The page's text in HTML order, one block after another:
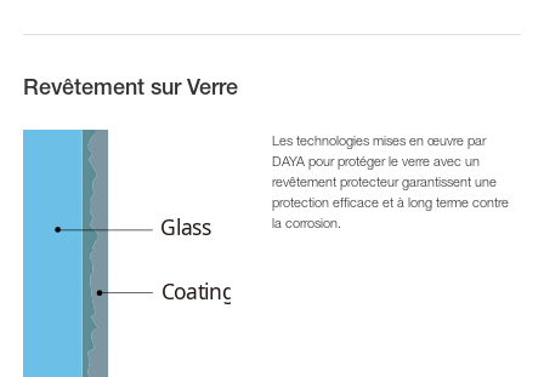
Revêtement sur Verre
Les technologies mises en œuvre par
DAYA pour protéger le verre avec un
revêtement protecteur garantissent une
protection efficace et à long terme contre
la corrosion.